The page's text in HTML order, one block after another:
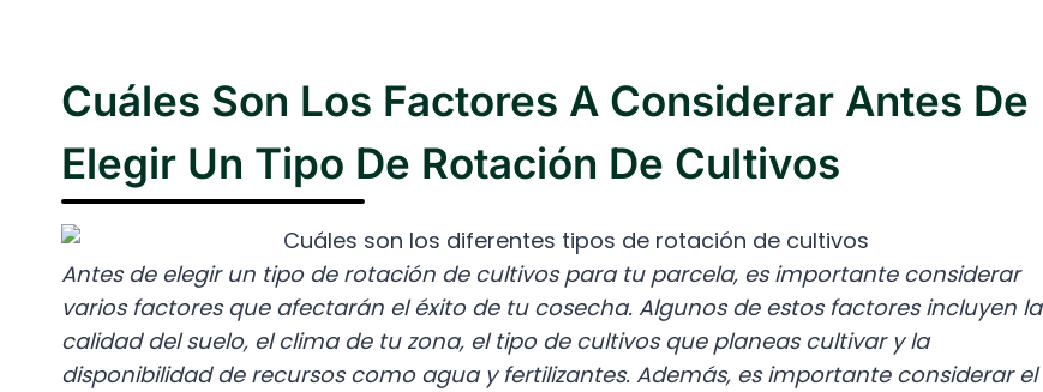
Cuáles Son Los Factores A Considerar Antes De
Elegir Un Tipo De Rotación De Cultivos
Antes de elegir un tipo de rotación de cultivos para tu parcela, es importante considerar
varios factores que afectarán el éxito de tu cosecha. Algunos de estos factores incluyen la
calidad del suelo, el clima de tu zona, el tipo de cultivos que planeas cultivar y la
disponibilidad de recursos como agua y fertilizantes. Además, es importante considerar el